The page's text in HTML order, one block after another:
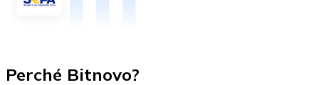
Perché Bitnovo?